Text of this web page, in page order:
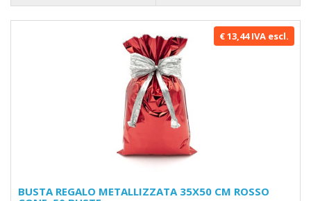
€ 13,44 IVA escl.
BUSTA REGALO METALLIZZATA 35X50 CM ROSSO